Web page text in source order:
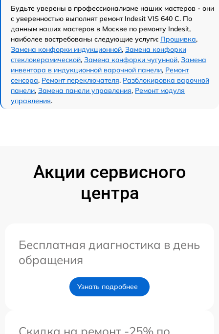
Будьте уверены в профессионализме наших мастеров - они
с уверенностью выполнят ремонт Indesit VIS 640 C. По
данным наших мастеров в Москве по ремонту Indesit,
наиболее востребованы следующие услуги: Прошивка,
Замена конфорки индукционной, Замена конфорки
стеклокерамической, Замена конфорки чугунной, Замена
инвентора в индукционной варочной панели, Ремонт
сенсора, Ремонт переключателя, Разблокировка варочной
панели, Замена панели управления, Ремонт модуля
управления.
Акции сервисного
центра
Бесплатная диагностика в день
обращения
Узнать подробнее
Скидка на ремонт -25% по